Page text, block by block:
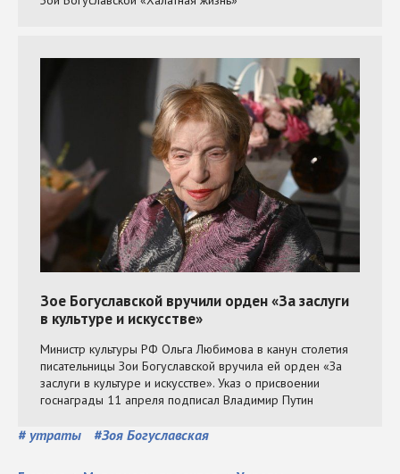
# утраты #Зоя Богуславская